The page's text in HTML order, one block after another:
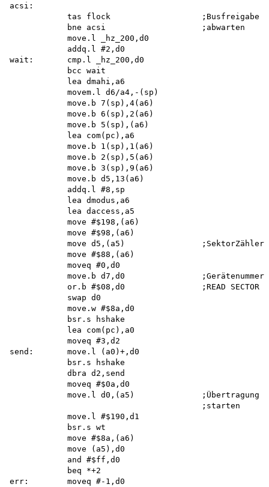
acsi:
            tas flock                   ;Busfreigabe
            bne acsi                    ;abwarten
            move.l _hz_200,d0
            addq.l #2,d0
wait:       cmp.l _hz_200,d0
            bcc wait
            lea dmahi,a6
            movem.l d6/a4,-(sp)
            move.b 7(sp),4(a6)
            move.b 6(sp),2(a6)
            move.b 5(sp),(a6)
            lea com(pc),a6
            move.b 1(sp),1(a6)
            move.b 2(sp),5(a6)
            move.b 3(sp),9(a6)
            move.b d5,13(a6)
            addq.l #8,sp
            lea dmodus,a6
            lea daccess,a5
            move #$198,(a6)
            move #$98,(a6)
            move d5,(a5)                ;SektorZähler
            move #$88,(a6)
            moveq #0,d0
            move.b d7,d0                ;Gerätenummer
            or.b #$08,d0                ;READ SECTOR
            swap d0
            move.w #$8a,d0
            bsr.s hshake
            lea com(pc),a0
            moveq #3,d2
send:       move.l (a0)+,d0
            bsr.s hshake
            dbra d2,send
            moveq #$0a,d0
            move.l d0,(a5)              ;Übertragung
                                        ;starten
            move.l #$190,d1
            bsr.s wt
            move #$8a,(a6)
            move (a5),d0
            and #$ff,d0
            beq *+2
err:        moveq #-1,d0